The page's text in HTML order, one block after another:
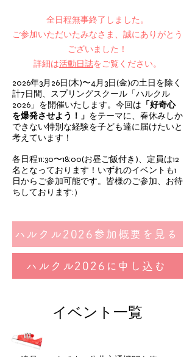
全日程無事終了しました。
ご参加いただいたみなさま、誠にありがとう
ございました！
詳細は活動日誌をご覧ください。
2026年3月26日(木)〜4月3日(金)の土日を除く
計7日間、スプリングスクール「ハルクル
2026」を開催いたします。今回は 「好奇心
を爆発させよう！」 をテーマに、春休みしか
できない特別な経験を子ども達に届けたいと
考えています！
各日程11:30〜18:00(お昼ご飯付き)、定員は12
名となっております！いずれのイベントも1
日からご参加可能です。皆様のご参加、お待
ちしております:）
ハルクル2026参加概要を見る
ハルクル2026に申し込む
​イベント一覧